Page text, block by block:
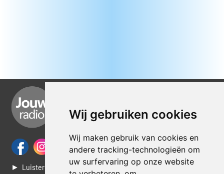
Wij gebruiken cookies
Wij maken gebruik van cookies en
andere tracking-technologieën om
uw surfervaring op onze website
► Luisteren naar Jouwradio